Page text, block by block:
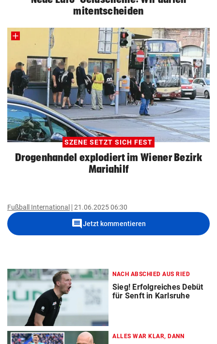
mitentscheiden
SZENE SETZT SICH FEST
Drogenhandel explodiert im Wiener Bezirk
Mariahilf
Fußball International 21.06.2025 06:30
commentJetzt kommentieren
NACH ABSCHIED AUS RIED
Sieg! Erfolgreiches Debüt
für Senft in Karlsruhe
ALLES WAR KLAR, DANN